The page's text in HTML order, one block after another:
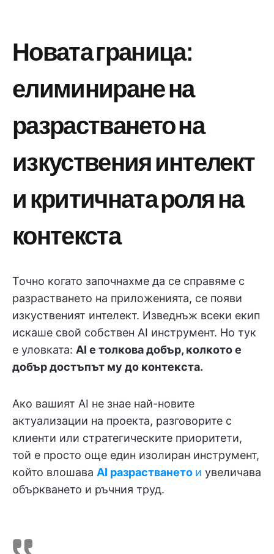
Новата граница:
елиминиране на
разрастването на
изкуствения интелект
и критичната роля на
контекста
Точно когато започнахме да се справяме с
разрастването на приложенията, се появи
изкуственият интелект. Изведнъж всеки екип
искаше свой собствен AI инструмент. Но тук
е уловката: AI е толкова добър, колкото е
добър достъпът му до контекста.
Ако вашият AI не знае най-новите
актуализации на проекта, разговорите с
клиенти или стратегическите приоритети,
той е просто още един изолиран инструмент,
който влошава AI разрастването и увеличава
объркването и ръчния труд.